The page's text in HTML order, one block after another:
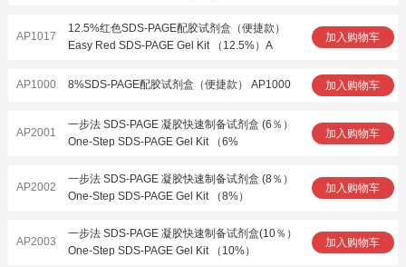
AP1017
12.5%红色SDS-PAGE配胶试剂盒（便捷款）
Easy Red SDS-PAGE Gel Kit （12.5%）A
加入购物车
AP1000 8%SDS-PAGE配胶试剂盒（便捷款） AP1000 加入购物车
AP2001
一步法 SDS-PAGE 凝胶快速制备试剂盒 (6％）
One-Step SDS-PAGE Gel Kit （6%
加入购物车
AP2002
一步法 SDS-PAGE 凝胶快速制备试剂盒 (8％）
One-Step SDS-PAGE Gel Kit （8%）
加入购物车
AP2003
一步法 SDS-PAGE 凝胶快速制备试剂盒(10％）
One-Step SDS-PAGE Gel Kit （10%）
加入购物车